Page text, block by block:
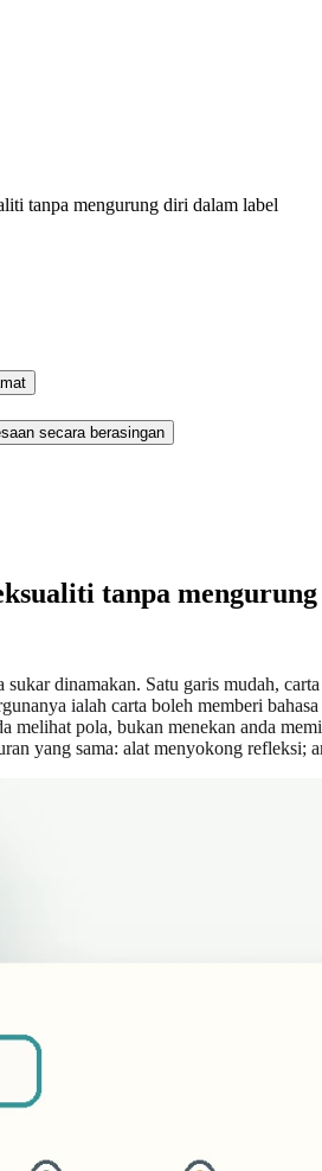
tanpa mengurung diri dalam label
secara berasingan
tanpa
sukar dinamakan. Satu garis mudah,
ialah carta boleh memberi
melihat pola, bukan menekan anda
yang sama: alat menyokong refleksi;